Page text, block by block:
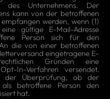
des Unternehmens. Der
kann von der betroffenen
werden, wenn (1)
gültige E-Mail-Adresse
Person sich für den
die von einer betroffenen
eingetragene E-
Gründen eine
In-Verfahren versendet.
der Überprüfung, ob der
betroffene Person den
hat.